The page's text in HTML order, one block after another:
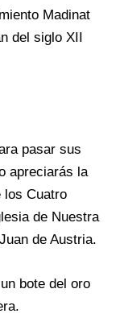
Madinat
del siglo XII
pasar sus
apreciarás la
los Cuatro
de Nuestra
de Austria.
bote del oro